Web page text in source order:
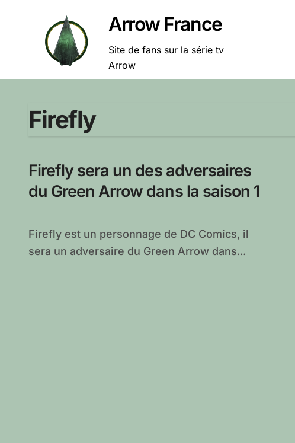
Arrow France
Site de fans sur la série tv
Arrow
Firefly
Firefly sera un des adversaires
du Green Arrow dans la saison 1
Firefly est un personnage de DC Comics, il
sera un adversaire du Green Arrow dans...